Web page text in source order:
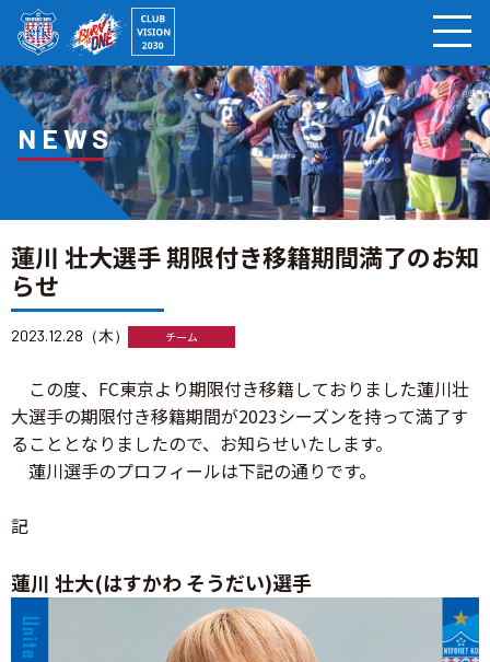
NEWS
蓮川 壮大選手 期限付き移籍期間満了のお知
らせ
2023.12.28（木） チーム
この度、FC東京より期限付き移籍しておりました蓮川壮
大選手の期限付き移籍期間が2023シーズンを持って満了す
ることとなりましたので、お知らせいたします。
蓮川選手のプロフィールは下記の通りです。
記
蓮川 壮大(はすかわ そうだい)選手